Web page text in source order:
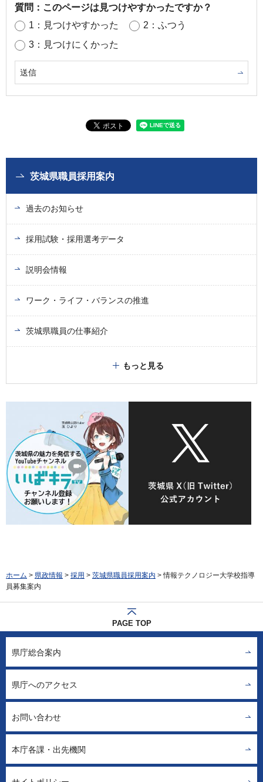
質問：このページは見つけやすかったですか？
1：見つけやすかった
2：ふつう
3：見つけにくかった
茨城県職員採用案内
過去のお知らせ
採用試験・採用選考データ
説明会情報
ワーク・ライフ・バランスの推進
茨城県職員の仕事紹介
もっと見る
ホーム > 県政情報 > 採用 > 茨城県職員採用案内 > 情報テクノロジー大学校指導
員募集案内
PAGE TOP
県庁総合案内
県庁へのアクセス
お問い合わせ
本庁各課・出先機関